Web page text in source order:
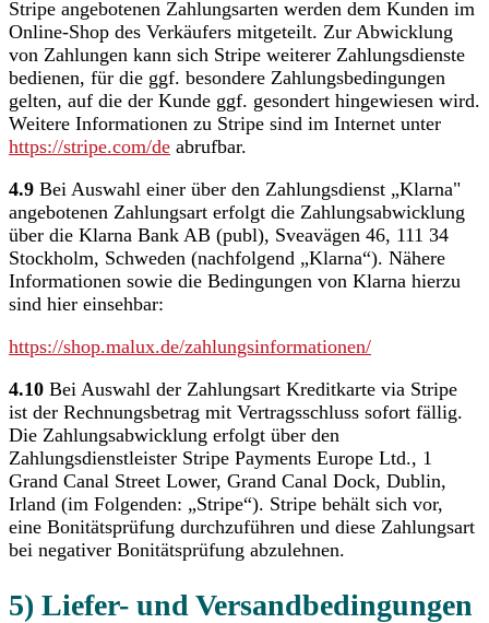
Stripe angebotenen Zahlungsarten werden dem Kunden im
Online-Shop des Verkäufers mitgeteilt. Zur Abwicklung
von Zahlungen kann sich Stripe weiterer Zahlungsdienste
bedienen, für die ggf. besondere Zahlungsbedingungen
gelten, auf die der Kunde ggf. gesondert hingewiesen wird.
Weitere Informationen zu Stripe sind im Internet unter
https://stripe.com/de abrufbar.
4.9 Bei Auswahl einer über den Zahlungsdienst „Klarna"
angebotenen Zahlungsart erfolgt die Zahlungsabwicklung
über die Klarna Bank AB (publ), Sveavägen 46, 111 34
Stockholm, Schweden (nachfolgend „Klarna“). Nähere
Informationen sowie die Bedingungen von Klarna hierzu
sind hier einsehbar:
https://shop.malux.de/zahlungsinformationen/
4.10 Bei Auswahl der Zahlungsart Kreditkarte via Stripe
ist der Rechnungsbetrag mit Vertragsschluss sofort fällig.
Die Zahlungsabwicklung erfolgt über den
Zahlungsdienstleister Stripe Payments Europe Ltd., 1
Grand Canal Street Lower, Grand Canal Dock, Dublin,
Irland (im Folgenden: „Stripe“). Stripe behält sich vor,
eine Bonitätsprüfung durchzuführen und diese Zahlungsart
bei negativer Bonitätsprüfung abzulehnen.
5) Liefer- und Versandbedingungen